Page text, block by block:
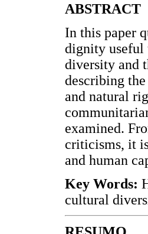
ABSTRACT
In this paper
dignity useful
diversity and
describing
and natural
examined.
criticisms, it
and human
Key Words:
cultural